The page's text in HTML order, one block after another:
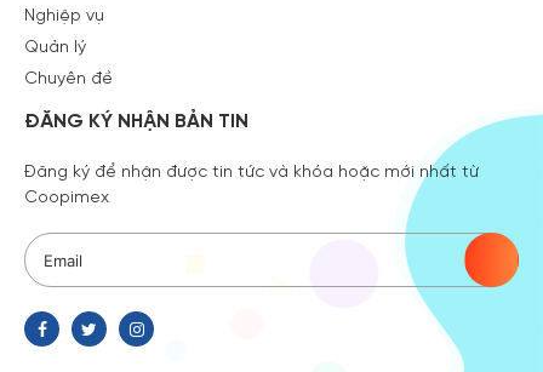
Nghiệp vụ
Quản lý
Chuyên đề
ĐĂNG KÝ NHẬN BẢN TIN
Đăng ký để nhận được tin tức và khóa hoặc mới nhất từ
Coopimex